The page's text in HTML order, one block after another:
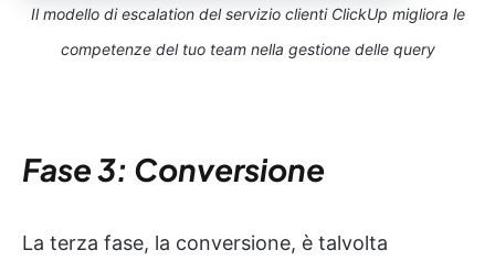
Il modello di escalation del servizio clienti ClickUp migliora le
competenze del tuo team nella gestione delle query
Fase 3: Conversione
La terza fase, la conversione, è talvolta